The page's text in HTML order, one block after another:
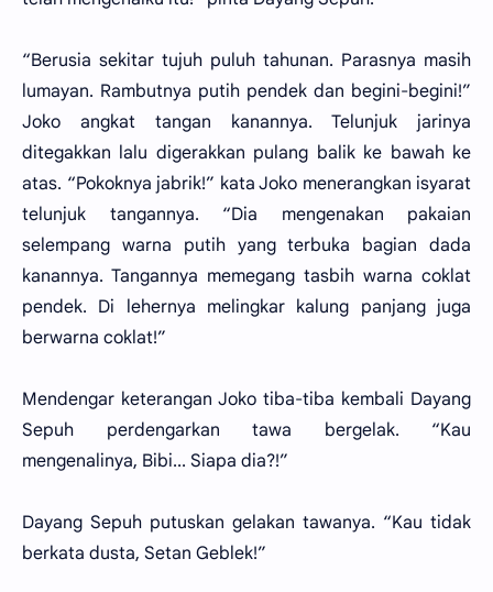
“Berusia sekitar tujuh puluh tahunan. Parasnya masih
lumayan. Rambutnya putih pendek dan begini-begini!”
Joko angkat tangan kanannya. Telunjuk jarinya
ditegakkan lalu digerakkan pulang balik ke bawah ke
atas. “Pokoknya jabrik!” kata Joko menerangkan isyarat
telunjuk tangannya. “Dia mengenakan pakaian
selempang warna putih yang terbuka bagian dada
kanannya. Tangannya memegang tasbih warna coklat
pendek. Di lehernya melingkar kalung panjang juga
berwarna coklat!”
Mendengar keterangan Joko tiba-tiba kembali Dayang
Sepuh perdengarkan tawa bergelak. “Kau
mengenalinya, Bibi... Siapa dia?!”
Dayang Sepuh putuskan gelakan tawanya. “Kau tidak
berkata dusta, Setan Geblek!”